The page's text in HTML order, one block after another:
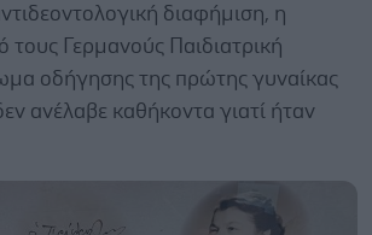
διαφήμιση, η
τους Γερμανούς Παιδιατρική
οδήγησης της πρώτης γυναίκας
ανέλαβε καθήκοντα γιατί ήταν